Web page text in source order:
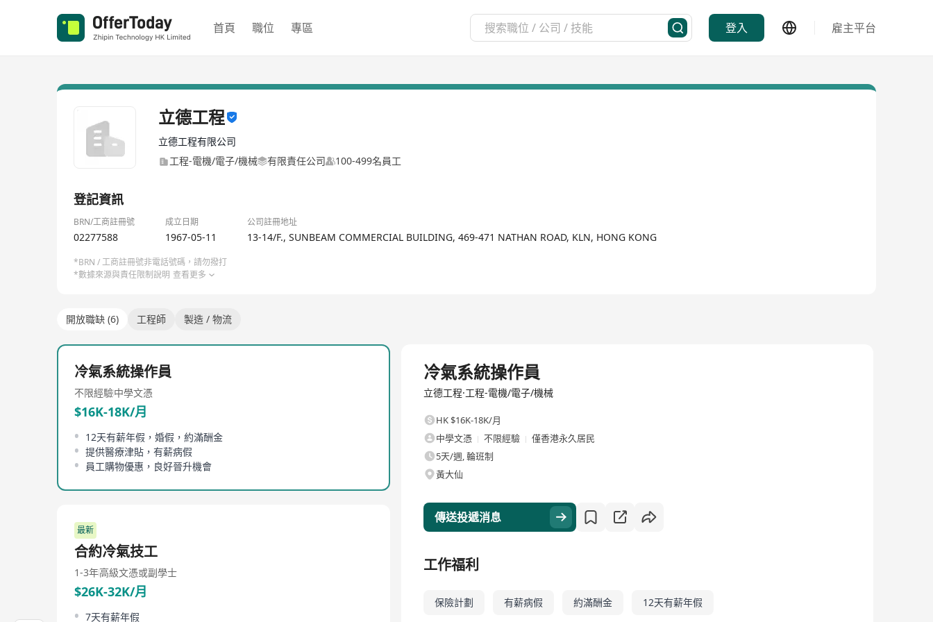
首頁 職位 專區 登入 雇主平台
立德工程
立德工程有限公司
工程-電機/電子/機械
有限責任公司 100-499名員工
登記資訊
BRN/工商註冊號 成立日期 公司註冊地址
02277588 1967-05-11 13-14/F., SUNBEAM COMMERCIAL BUILDING, 469-471 NATHAN ROAD, KLN, HONG KONG
*BRN / 工商註冊號非電話號碼，請勿撥打
*數據來源與責任限制說明 查看更多
開放職缺 (6) 工程師 製造 / 物流
冷氣系統操作員
不限經驗中學文憑
$16K-18K/月
12天有薪年假，婚假，約滿酬金
提供醫療津貼，有薪病假
員工購物優惠，良好晉升機會
最新
合約冷氣技工
1-3年高級文憑或副學士
$26K-32K/月
7天有薪年假
冷氣系統操作員
立德工程·工程-電機/電子/機械
HK $16K-18K/月
中學文憑
不限經驗
僅香港永久居民
5天/週, 輪班制
黃大仙
傳送投遞消息
工作福利
保險計劃 有薪病假 約滿酬金 12天有薪年假